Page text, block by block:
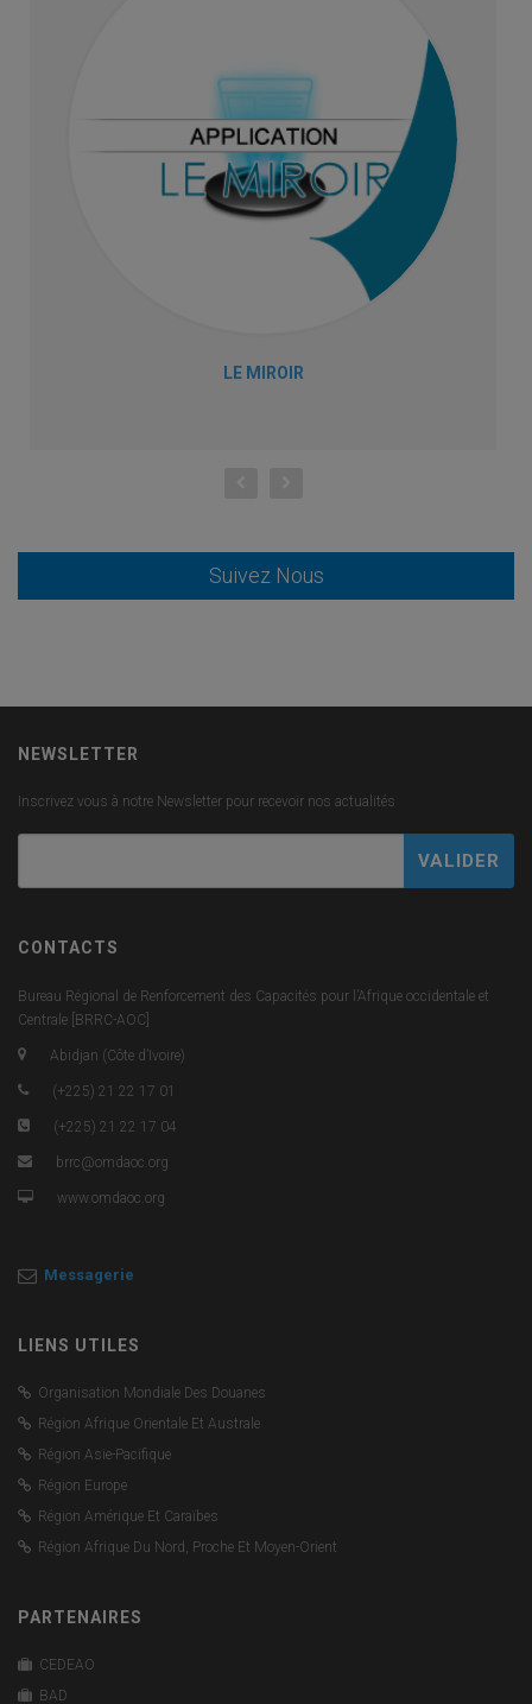
LE MIROIR
Suivez Nous
NEWSLETTER
Inscrivez vous à notre Newsletter pour recevoir nos actualités
CONTACTS
Bureau Régional de Renforcement des Capacités pour l’Afrique occidentale et
Centrale [BRRC-AOC]
Abidjan (Côte d’Ivoire)
(+225) 21 22 17 01
(+225) 21 22 17 04
brrc@omdaoc.org
www.omdaoc.org
Messagerie
LIENS UTILES
Organisation Mondiale Des Douanes
Région Afrique Orientale Et Australe
Région Asie-Pacifique
Région Europe
Région Amérique Et Caraïbes
Région Afrique Du Nord, Proche Et Moyen-Orient
PARTENAIRES
CEDEAO
BAD